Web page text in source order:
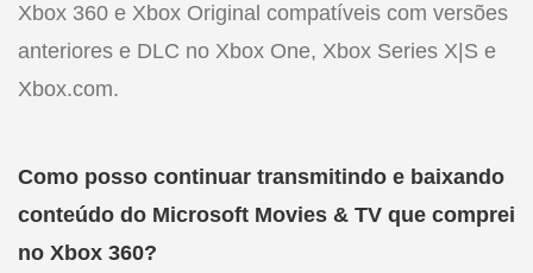
Xbox 360 e Xbox Original compatíveis com versões
anteriores e DLC no Xbox One, Xbox Series X|S e
Xbox.com.
Como posso continuar transmitindo e baixando
conteúdo do Microsoft Movies & TV que comprei
no Xbox 360?